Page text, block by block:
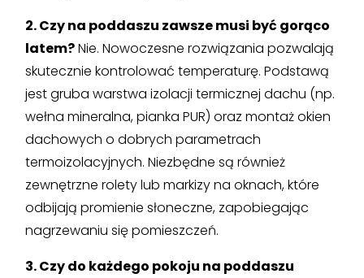
2. Czy na poddaszu zawsze musi być gorąco
latem?Nie. Nowoczesne rozwiązania pozwalają
skutecznie kontrolować temperaturę. Podstawą
jest gruba warstwa izolacji termicznej dachu (np.
wełna mineralna, pianka PUR) oraz montaż okien
dachowych o dobrych parametrach
termoizolacyjnych. Niezbędne są również
zewnętrzne rolety lub markizy na oknach, które
odbijają promienie słoneczne, zapobiegając
nagrzewaniu się pomieszczeń.
3. Czy do każdego pokoju na poddaszu